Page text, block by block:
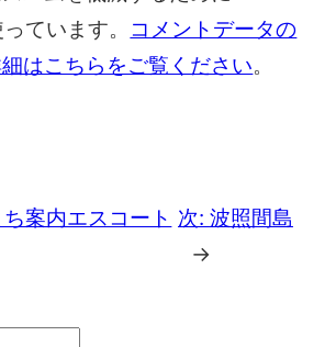
ています。
コメントデータの
はこちらをご覧ください。
案内エスコート 次: 波照間島
→